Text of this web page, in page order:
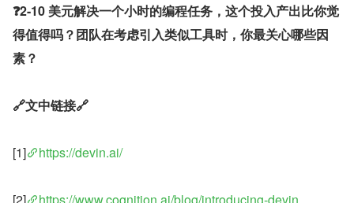
❓2-10 美元解决一个小时的编程任务，这个投入产出比你觉
得值得吗？团队在考虑引入类似工具时，你最关心哪些因
素？
🔗文中链接🔗
[1] https://devin.ai/
[2] https://www.cognition.ai/blog/introducing-devin